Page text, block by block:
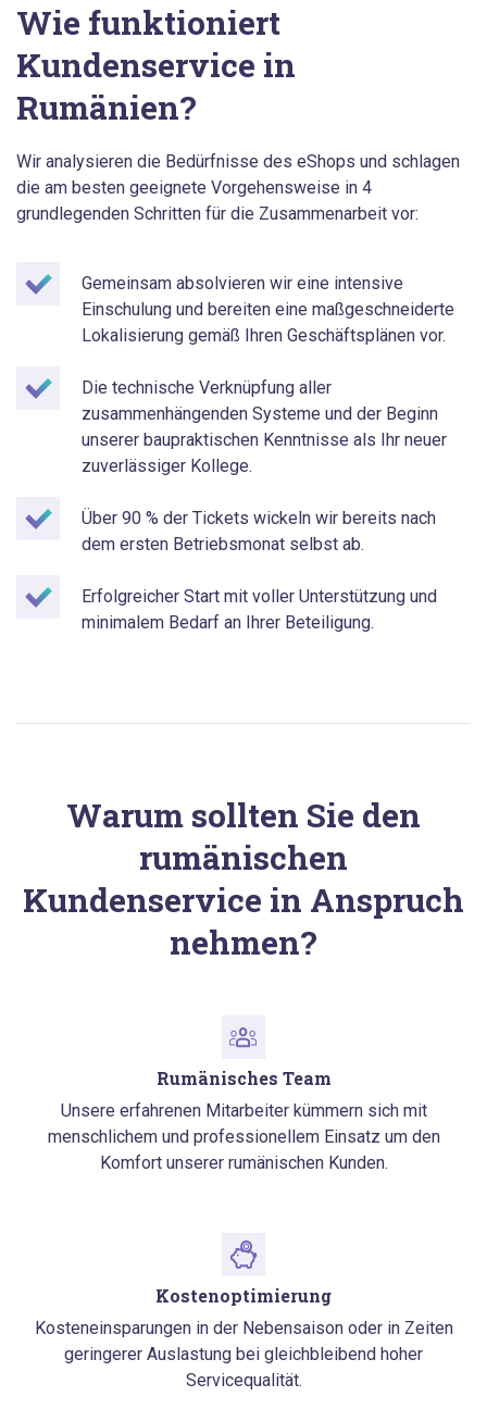
Wie funktioniert
Kundenservice in
Rumänien?
Wir analysieren die Bedürfnisse des eShops und schlagen
die am besten geeignete Vorgehensweise in 4
grundlegenden Schritten für die Zusammenarbeit vor:
Gemeinsam absolvieren wir eine intensive
Einschulung und bereiten eine maßgeschneiderte
Lokalisierung gemäß Ihren Geschäftsplänen vor.
Die technische Verknüpfung aller
zusammenhängenden Systeme und der Beginn
unserer baupraktischen Kenntnisse als Ihr neuer
zuverlässiger Kollege.
Über 90 % der Tickets wickeln wir bereits nach
dem ersten Betriebsmonat selbst ab.
Erfolgreicher Start mit voller Unterstützung und
minimalem Bedarf an Ihrer Beteiligung.
Warum sollten Sie den
rumänischen
Kundenservice in Anspruch
nehmen?
Rumänisches Team
Unsere erfahrenen Mitarbeiter kümmern sich mit
menschlichem und professionellem Einsatz um den
Komfort unserer rumänischen Kunden.
Kostenoptimierung
Kosteneinsparungen in der Nebensaison oder in Zeiten
geringerer Auslastung bei gleichbleibend hoher
Servicequalität.